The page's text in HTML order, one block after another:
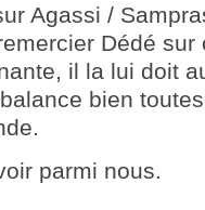
Agassi /
Dédé sur
il la lui doit
bien
parmi nous.